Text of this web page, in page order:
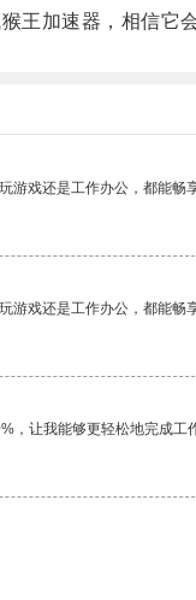
加速器，相信它会
戏还是工作办公，都能畅
戏还是工作办公，都能
，让我能够更轻松地完成工